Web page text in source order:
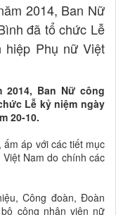
2014, Ban Nữ
đã tổ chức Lễ
hiệp Phụ nữ Việt
2014, Ban Nữ công
Lễ kỷ niệm ngày
20-10.
áp với các tiết mục
Nam do chính các
Công đoàn, Đoàn
công nhân viên nữ